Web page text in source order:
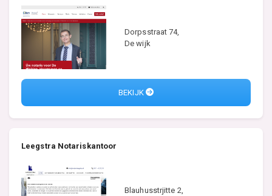
Dorpsstraat 74,
De wijk
BEKIJK
Leegstra Notariskantoor
Blauhusstrjitte 2,